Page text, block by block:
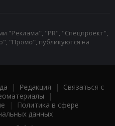
"Реклама", "PR", "Спецпроект",
"Промо", публикуются на
| Редакция | Связаться с
|
|
Политика в сфере
данных